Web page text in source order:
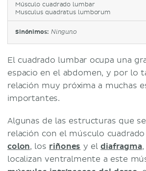
Músculo cuadrado lumbar
Musculus quadratus lumborum
Sinónimos: Ninguno
El cuadrado lumbar ocupa una
espacio en el abdomen, y por lo
relación muy próxima a muchas
importantes.
Algunas de las estructuras que
relación con el músculo
colon, los riñones y eldiafragma
localizan ventralmente a este